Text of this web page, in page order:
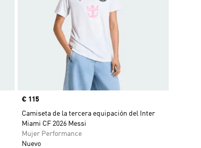
Precio
€ 115
Camiseta de la tercera equipación del Inter
Miami CF 2026 Messi
Mujer Performance
Nuevo